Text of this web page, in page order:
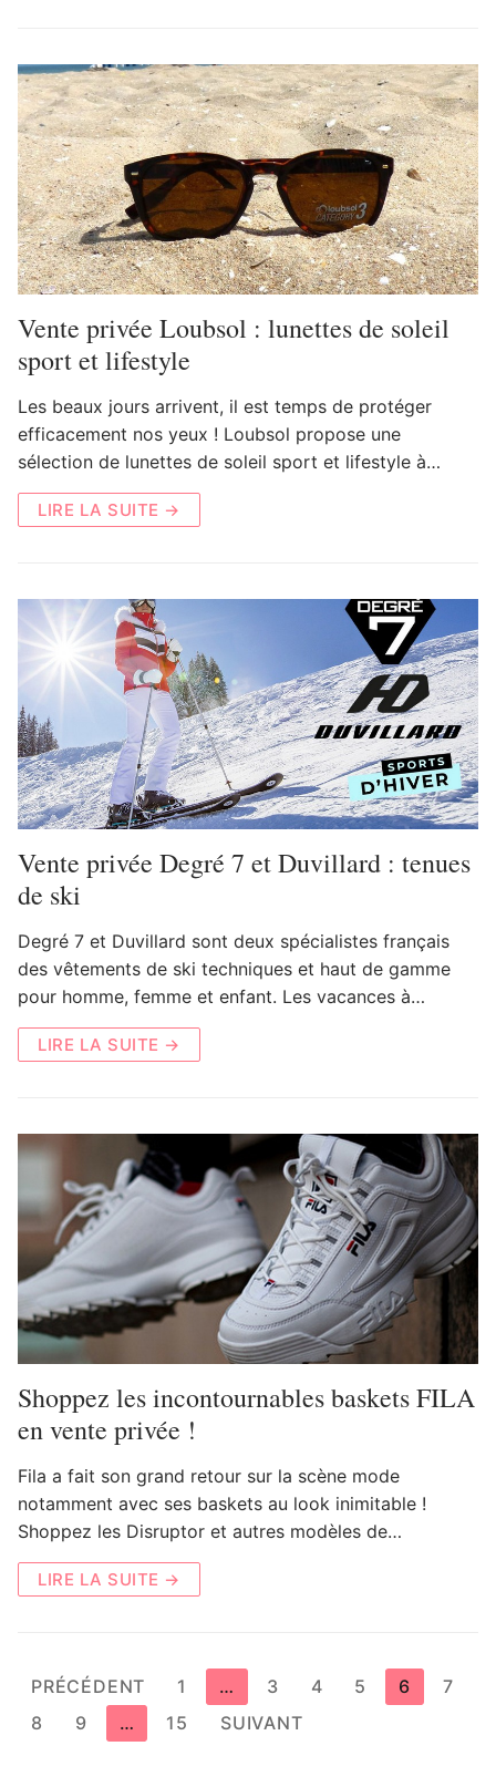
Vente privée Loubsol : lunettes de soleil
sport et lifestyle
Les beaux jours arrivent, il est temps de protéger
efficacement nos yeux ! Loubsol propose une
sélection de lunettes de soleil sport et lifestyle à…
LIRE LA SUITE →
Vente privée Degré 7 et Duvillard : tenues
de ski
Degré 7 et Duvillard sont deux spécialistes français
des vêtements de ski techniques et haut de gamme
pour homme, femme et enfant. Les vacances à…
LIRE LA SUITE →
Shoppez les incontournables baskets FILA
en vente privée !
Fila a fait son grand retour sur la scène mode
notamment avec ses baskets au look inimitable !
Shoppez les Disruptor et autres modèles de…
LIRE LA SUITE →
Pagination
des
publications
PRÉCÉDENT 1 … 3 4 5 6
7
8
9 … 15 SUIVANT